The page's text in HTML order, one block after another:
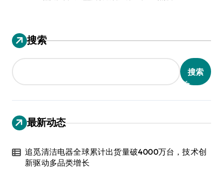
搜索
搜索
最新动态
追觅清洁电器全球累计出货量破4000万台，技术创
新驱动多品类增长